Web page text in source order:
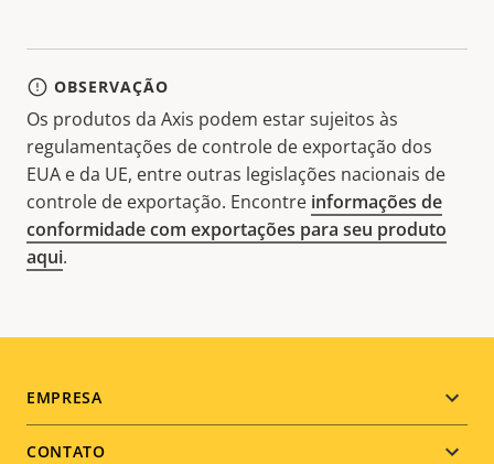
OBSERVAÇÃO
Os produtos da Axis podem estar sujeitos às
regulamentações de controle de exportação dos
EUA e da UE, entre outras legislações nacionais de
controle de exportação. Encontre informações de
conformidade com exportações para seu produto
aqui.
Footer
menu
EMPRESA
CONTATO